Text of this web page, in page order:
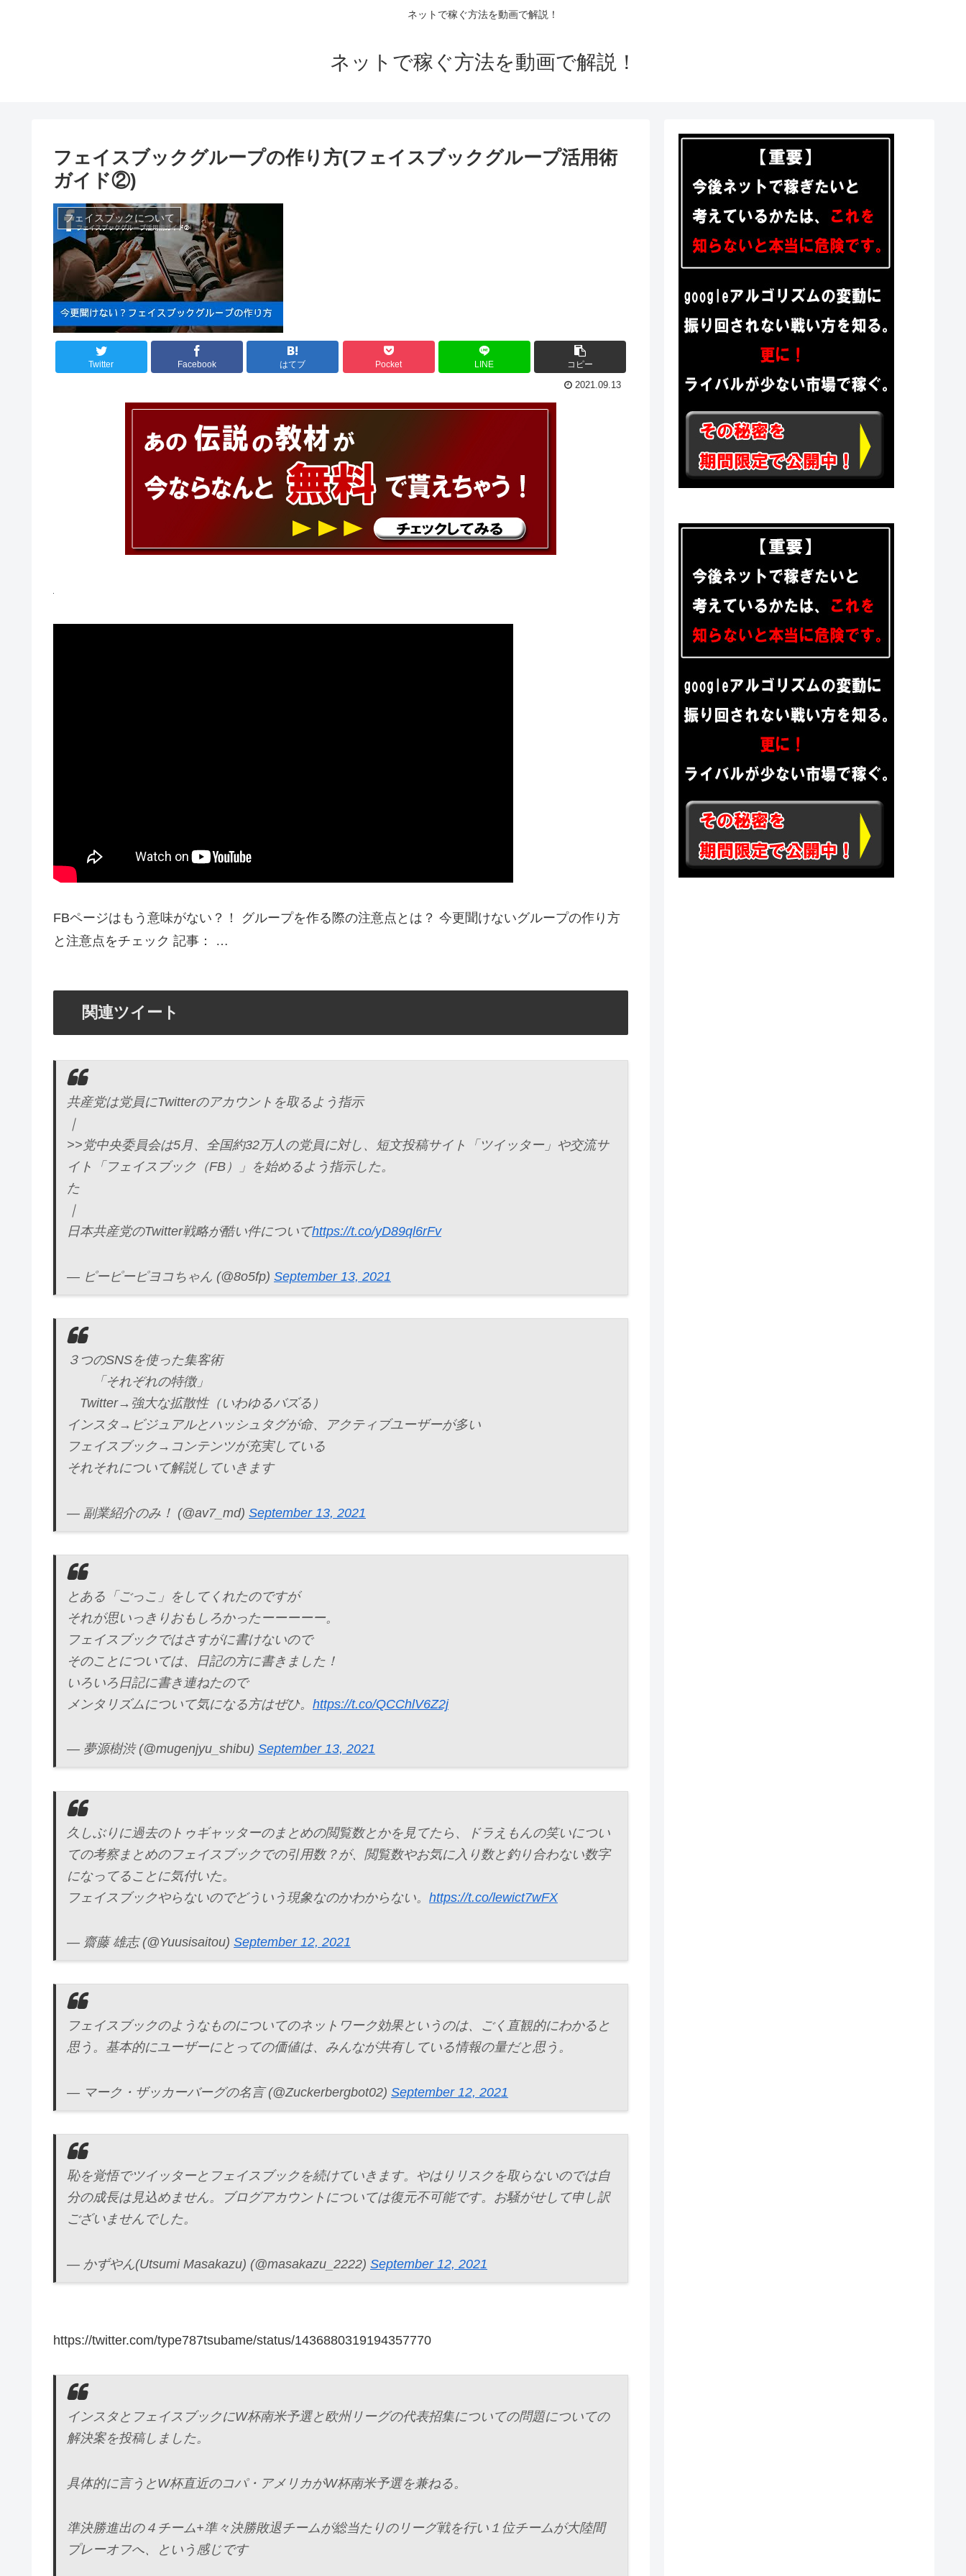
ネットで稼ぐ方法を動画で解説！
ネットで稼ぐ方法を動画で解説！
フェイスブックグループの作り方(フェイスブックグループ活用術
ガイド②)
フェイスブックについて
Twitter Facebook はてブ Pocket LINE コピー
2021.09.13
FBページはもう意味がない？！ グループを作る際の注意点とは？ 今更聞けないグループの作り方
と注意点をチェック 記事： …
関連ツイート
共産党は党員にTwitterのアカウントを取るよう指示
｜
>>党中央委員会は5月、全国約32万人の党員に対し、短文投稿サイト「ツイッター」や交流サ
イト「フェイスブック（FB）」を始めるよう指示した。
た
｜
日本共産党のTwitter戦略が酷い件についてhttps://t.co/yD89ql6rFv
— ピーピーピヨコちゃん (@8o5fp) September 13, 2021
３つのSNSを使った集客術
「それぞれの特徴」
Twitter→強大な拡散性（いわゆるバズる）
インスタ→ビジュアルとハッシュタグが命、アクティブユーザーが多い
フェイスブック→コンテンツが充実している
それそれについて解説していきます
— 副業紹介のみ！ (@av7_md) September 13, 2021
とある「ごっこ」をしてくれたのですが
それが思いっきりおもしろかったーーーーー。
フェイスブックではさすがに書けないので
そのことについては、日記の方に書きました！
いろいろ日記に書き連ねたので
メンタリズムについて気になる方はぜひ。 https://t.co/QCChlV6Z2j
— 夢源樹渋 (@mugenjyu_shibu) September 13, 2021
久しぶりに過去のトゥギャッターのまとめの閲覧数とかを見てたら、ドラえもんの笑いについ
ての考察まとめのフェイスブックでの引用数？が、閲覧数やお気に入り数と釣り合わない数字
になってることに気付いた。
フェイスブックやらないのでどういう現象なのかわからない。 https://t.co/lewict7wFX
— 齋藤 雄志 (@Yuusisaitou) September 12, 2021
フェイスブックのようなものについてのネットワーク効果というのは、ごく直観的にわかると
思う。基本的にユーザーにとっての価値は、みんなが共有している情報の量だと思う。
— マーク・ザッカーバーグの名言 (@Zuckerbergbot02) September 12, 2021
恥を覚悟でツイッターとフェイスブックを続けていきます。やはりリスクを取らないのでは自
分の成長は見込めません。ブログアカウントについては復元不可能です。お騒がせして申し訳
ございませんでした。
— かずやん(Utsumi Masakazu) (@masakazu_2222) September 12, 2021
https://twitter.com/type787tsubame/status/1436880319194357770
インスタとフェイスブックにW杯南米予選と欧州リーグの代表招集についての問題についての
解決案を投稿しました。
具体的に言うとW杯直近のコパ・アメリカがW杯南米予選を兼ねる。
準決勝進出の４チーム+準々決勝敗退チームが総当たりのリーグ戦を行い１位チームが大陸間
プレーオフへ、という感じです